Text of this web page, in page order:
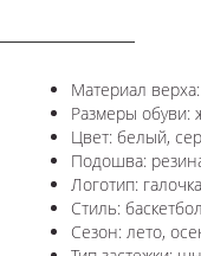
Материал
Размеры обуви:
Цвет: белый,
Подошва:
Логотип:
Стиль:
Сезон: лето,